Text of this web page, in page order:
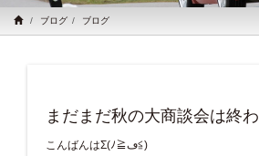
ブログ ブログ
まだまだ秋の大商談会は終
こんばんはΣ(ﾉ≧ڡ≦)